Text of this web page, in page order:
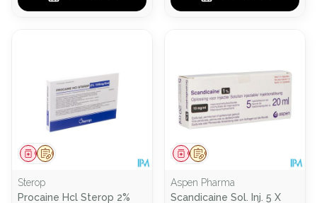
Op voorschrift
Geneesmiddel
Sterop
Procaine Hcl Sterop 2%
Op voorschrift
Geneesmiddel
Aspen Pharma
Scandicaine Sol. Inj. 5 X